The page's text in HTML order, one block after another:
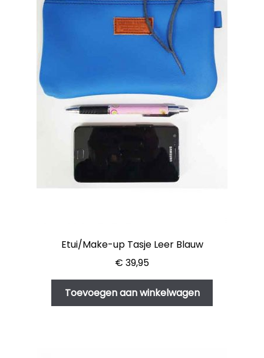
Etui/Make-up Tasje Leer Blauw
€ 39,95
Toevoegen aan winkelwagen